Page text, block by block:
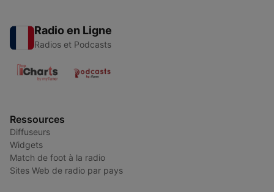
Radio en Ligne
Radios et Podcasts
Ressources
Diffuseurs
Widgets
Match de foot à la radio
Sites Web de radio par pays